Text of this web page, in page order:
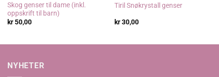
Skog genser til dame (inkl.
oppskrift til barn)
kr50,00
Tiril Snøkrystall genser
kr30,00
NYHETER